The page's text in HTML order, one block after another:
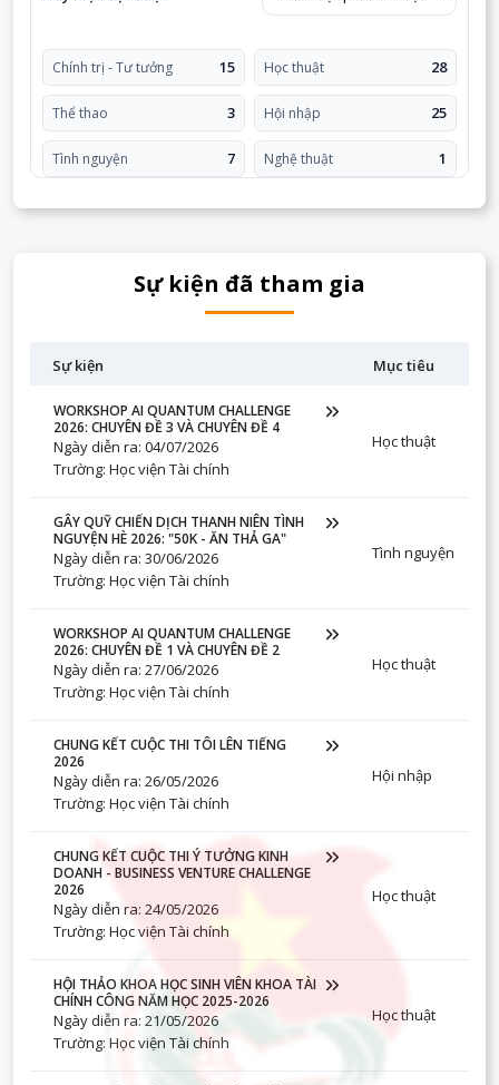
Chính trị - Tư tưởng 15 Học thuật 28
Thể thao 3 Hội nhập 25
Tình nguyện 7 Nghệ thuật 1
Sự kiện đã tham gia
Sự kiện Mục tiêu
WORKSHOP AI QUANTUM CHALLENGE
2026: CHUYÊN ĐỀ 3 VÀ CHUYÊN ĐỀ 4
Ngày diễn ra: 04/07/2026
Trường: Học viện Tài chính
Học thuật
GÂY QUỸ CHIẾN DỊCH THANH NIÊN TÌNH
NGUYỆN HÈ 2026: "50K - ĂN THẢ GA"
Ngày diễn ra: 30/06/2026
Trường: Học viện Tài chính
Tình nguyện
WORKSHOP AI QUANTUM CHALLENGE
2026: CHUYÊN ĐỀ 1 VÀ CHUYÊN ĐỀ 2
Ngày diễn ra: 27/06/2026
Trường: Học viện Tài chính
Học thuật
CHUNG KẾT CUỘC THI TÔI LÊN TIẾNG
2026
Ngày diễn ra: 26/05/2026
Trường: Học viện Tài chính
Hội nhập
CHUNG KẾT CUỘC THI Ý TƯỞNG KINH
DOANH - BUSINESS VENTURE CHALLENGE
2026
Ngày diễn ra: 24/05/2026
Trường: Học viện Tài chính
Học thuật
HỘI THẢO KHOA HỌC SINH VIÊN KHOA TÀI
CHÍNH CÔNG NĂM HỌC 2025-2026
Ngày diễn ra: 21/05/2026
Trường: Học viện Tài chính
Học thuật